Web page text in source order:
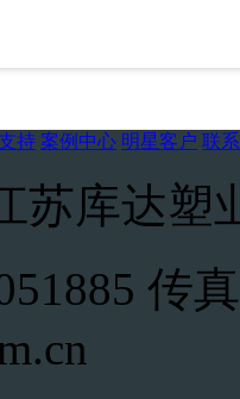
持 案例中心 明星客户 联
苏库达
传